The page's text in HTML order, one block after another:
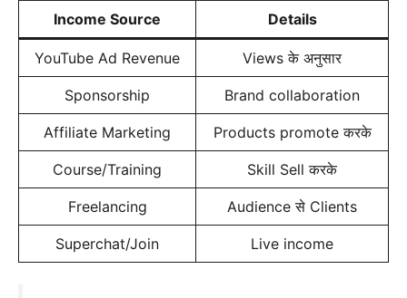
Income Source Details
YouTube Ad Revenue Views के अनुसार
Sponsorship Brand collaboration
Affiliate Marketing Products promote करके
Course/Training Skill Sell करके
Freelancing Audience से Clients
Superchat/Join Live income